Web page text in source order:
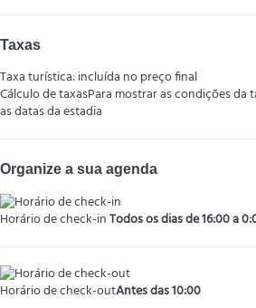
Taxas
Taxa turística: incluída no preço final
Cálculo de taxasPara mostrar as condições da
as datas da estadia
Organize a sua agenda
Horário de check-inTodos os dias de 16:00 a
Horário de check-outAntes das 10:00